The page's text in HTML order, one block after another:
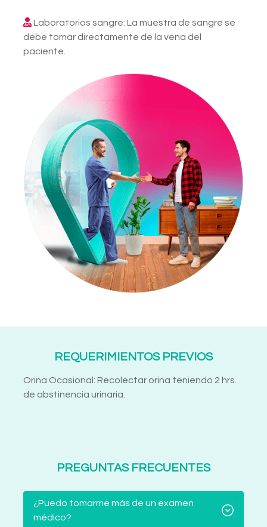
Laboratorios sangre: La muestra de sangre se
debe tomar directamente de la vena del
paciente.
REQUERIMIENTOS PREVIOS
Orina Ocasional: Recolectar orina teniendo 2 hrs.
de abstinencia urinaria.
PREGUNTAS FRECUENTES
¿Puedo tomarme más de un examen
médico?